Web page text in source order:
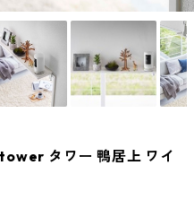
タワー 鴨居上 ワイ